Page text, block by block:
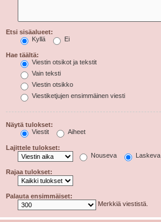
Etsi sisäalueet:
Kyllä
Ei
Hae täältä:
Viestin otsikot ja tekstit
Vain teksti
Viestin otsikko
Viestiketjujen ensimmäinen viesti
Näytä tulokset:
Viestit
Aiheet
Lajittele tulokset:
Nouseva
Laskeva
Rajaa tulokset:
Palauta ensimmäiset:
Merkkiä viestistä.